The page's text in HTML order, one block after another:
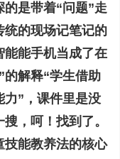
是带着“问题”走
统的现场记笔记的
能能手机当成了在
的解释“学生借助
”，课件里是没
，呵！找到了。
技能教养法的核心